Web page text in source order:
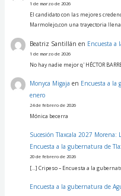
1 de marzo de 2026
El candidato con las mejores
Marmolejo,con una trayectoria
Beatriz Santillán en Encuesta a
1 de marzo de 2026
No hay nadie mejor q' HÉCTOR
Monyca Migaja en Encuesta a la
enero
24 de febrero de 2026
Mónica becerra
Sucesión Tlaxcala 2027 Morena:
Encuesta a la gubernatura de
20 de febrero de 2026
[…] Cripeso – Encuesta a la
Encuesta a la gubernatura de